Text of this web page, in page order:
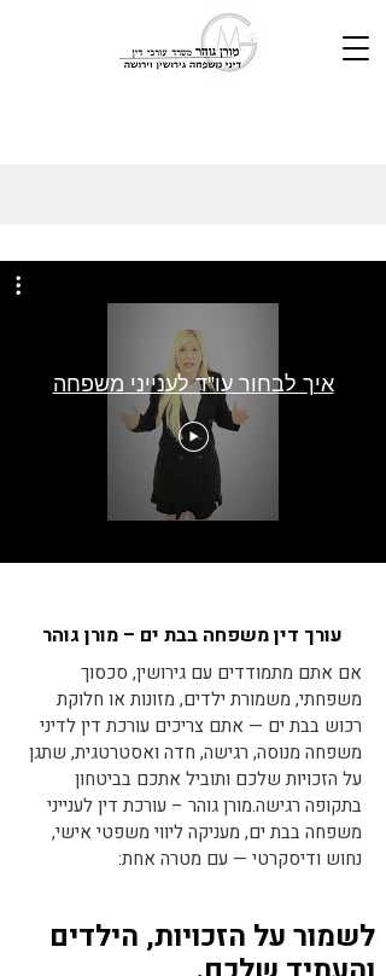
איך לבחור עו"ד לענייני משפחה
עורך דין משפחה בבת ים – מורן גוהר
​אם אתם מתמודדים עם גירושין, סכסוך
משפחתי, משמורת ילדים, מזונות או חלוקת
רכוש בבת ים — אתם צריכים עורכת דין לדיני
משפחה מנוסה, רגישה, חדה ואסטרטגית, שתגן
על הזכויות שלכם ותוביל אתכם בביטחון
בתקופה רגישה.מורן גוהר – עורכת דין לענייני
משפחה בבת ים, מעניקה ליווי משפטי אישי,
נחוש ודיסקרטי — עם מטרה אחת:
לשמור על הזכויות, הילדים